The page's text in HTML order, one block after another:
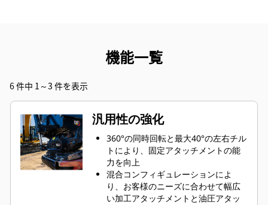
機能一覧
6 件中 1～3 件を表示
汎用性の強化
360°の同時回転と最大40°の左右チル
トにより、固定アタッチメントの能
力を向上
混合コンフィギュレーションによ
り、お客様のニーズに合わせて幅広
い加工アタッチメントと油圧アタッ